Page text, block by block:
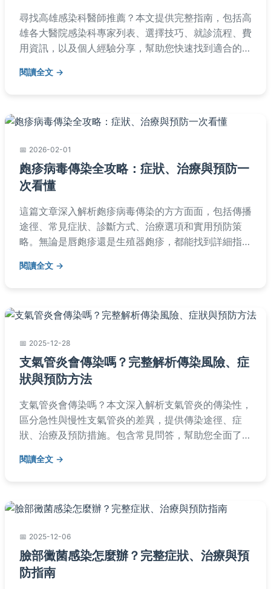
尋找高雄感染科醫師推薦？本文提供完整指南，包括高
雄各大醫院感染科專家列表、選擇技巧、就診流程、費
用資訊，以及個人經驗分享，幫助您快速找到適合的醫
閱讀全文
2026-02-01
皰疹病毒傳染全攻略：症狀、治療與預防一
次看懂
這篇文章深入解析皰疹病毒傳染的方方面面，包括傳播
途徑、常見症狀、診斷方式、治療選項和實用預防策
略。無論是唇皰疹還是生殖器皰疹，都能找到詳細指
知識，提供實用建議，適合大眾參考。
閱讀全文
2025-12-28
支氣管炎會傳染嗎？完整解析傳染風險、症
狀與預防方法
支氣管炎會傳染嗎？本文深入解析支氣管炎的傳染性，
區分急性與慢性支氣管炎的差異，提供傳染途徑、症
狀、治療及預防措施。包含常見問答，幫助您全面了解
閱讀全文
2025-12-06
臉部黴菌感染怎麼辦？完整症狀、治療與預
防指南